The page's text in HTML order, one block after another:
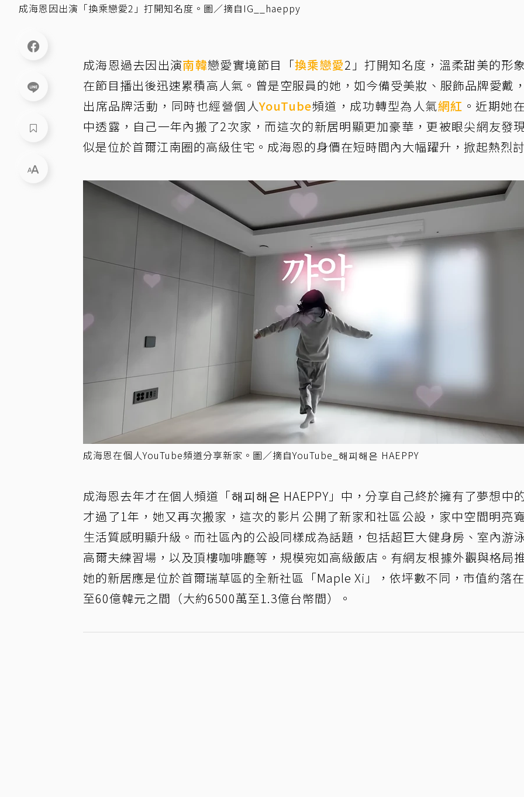
成海恩因出演「換乘戀愛2」打開知名度。圖／摘自IG__haeppy
成海恩過去因出演南韓戀愛實境節目「換乘戀愛2」打開知名度，溫柔甜美的形
在節目播出後迅速累積高人氣。曾是空服員的她，如今備受美妝、服飾品牌愛戴
出席品牌活動，同時也經營個人YouTube頻道，成功轉型為人氣網紅 。近期她
中透露，自己一年內搬了2次家，而這次的新居明顯更加豪華，更被眼尖網友發
似是位於首爾江南圈的高級住宅。成海恩的身價在短時間內大幅躍升，掀起熱烈
成海恩在個人YouTube頻道分享新家。圖／摘自YouTube_해피해은 HAEPPY
成海恩去年才在個人頻道「해피해은 HAEPPY」中，分享自己終於擁有了夢想中
才過了1年，她又再次搬家，這次的影片公開了新家和社區公設，家中空間明亮
生活質感明顯升級。而社區內的公設同樣成為話題，包括超巨大健身房、室內游
高爾夫練習場，以及頂樓咖啡廳等，規模宛如高級飯店。有網友根據外觀與格局
她的新居應是位於首爾瑞草區的全新社區「Maple Xi」，依坪數不同，市值約落
至60億韓元之間（大約6500萬至1.3億台幣間）。